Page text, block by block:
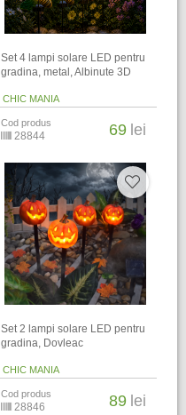
Set 4 lampi solare LED pentru
gradina, metal, Albinute 3D
CHIC MANIA
Cod produs
28844 69 lei
Set 2 lampi solare LED pentru
gradina, Dovleac
CHIC MANIA
Cod produs
28846 89 lei